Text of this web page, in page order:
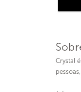
Crystal